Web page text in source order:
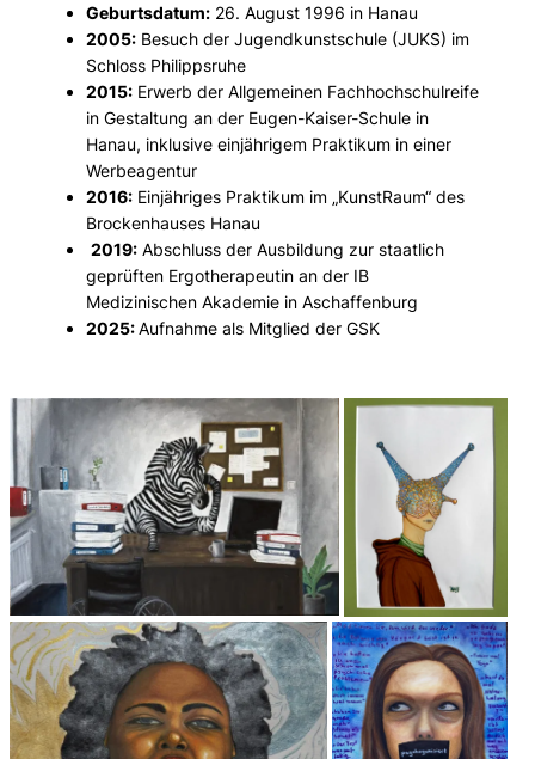
Geburtsdatum: 26. August 1996 in Hanau
2005: Besuch der Jugendkunstschule (JUKS) im
Schloss Philippsruhe
2015: Erwerb der Allgemeinen Fachhochschulreife
in Gestaltung an der Eugen-Kaiser-Schule in
Hanau, inklusive einjährigem Praktikum in einer
Werbeagentur
2016: Einjähriges Praktikum im „KunstRaum“ des
Brockenhauses Hanau
2019: Abschluss der Ausbildung zur staatlich
geprüften Ergotherapeutin an der IB
Medizinischen Akademie in Aschaffenburg
2025:Aufnahme als Mitglied der GSK